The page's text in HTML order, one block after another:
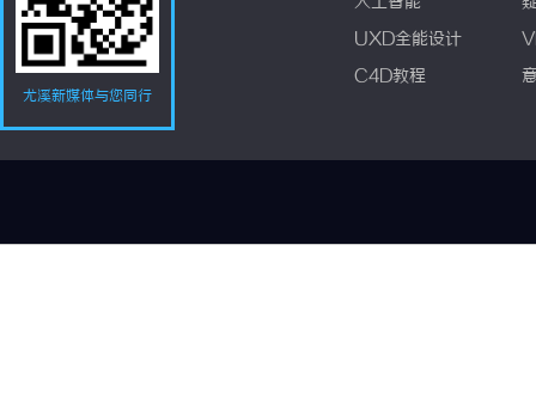
尤溪新媒体与您同行
UXD全能设计
C4D教程